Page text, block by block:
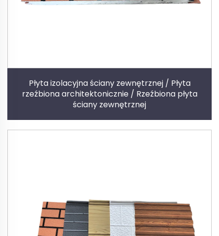
Płyta izolacyjna ściany zewnętrznej / Płyta
rzeźbiona architektonicznie / Rzeźbiona płyta
ściany zewnętrznej